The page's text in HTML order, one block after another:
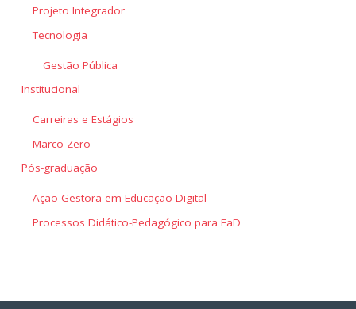
Projeto Integrador
Tecnologia
Gestão Pública
Institucional
Carreiras e Estágios
Marco Zero
Pós-graduação
Ação Gestora em Educação Digital
Processos Didático-Pedagógico para EaD